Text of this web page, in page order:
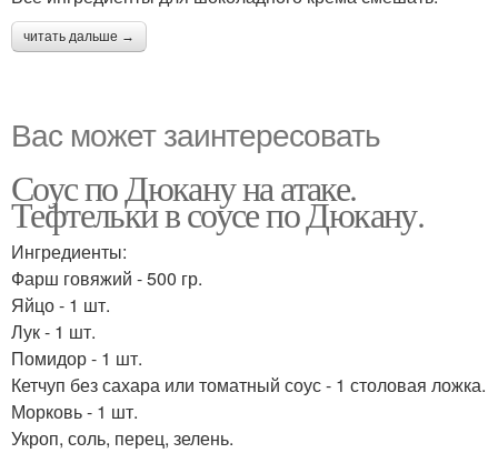
читать дальше →
Вас может заинтересовать
Соус по Дюкану на атаке.
Тефтельки в соусе по Дюкану.
Ингредиенты:
Фарш говяжий - 500 гр.
Яйцо - 1 шт.
Лук - 1 шт.
Помидор - 1 шт.
Кетчуп без сахара или томатный соус - 1 столовая ложка.
Морковь - 1 шт.
Укроп, соль, перец, зелень.